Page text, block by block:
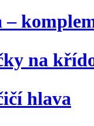
–
na
hlava